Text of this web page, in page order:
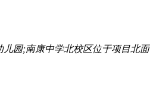
园;南康中学北校区位于项目北面